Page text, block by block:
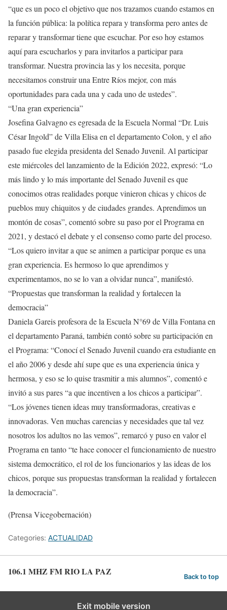
“que es un poco el objetivo que nos trazamos cuando estamos en
la función pública: la política repara y transforma pero antes de
reparar y transformar tiene que escuchar. Por eso hoy estamos
aquí para escucharlos y para invitarlos a participar para
transformar. Nuestra provincia las y los necesita, porque
necesitamos construir una Entre Ríos mejor, con más
oportunidades para cada una y cada uno de ustedes”.
“Una gran experiencia”
Josefina Galvagno es egresada de la Escuela Normal “Dr. Luis
César Ingold” de Villa Elisa en el departamento Colon, y el año
pasado fue elegida presidenta del Senado Juvenil. Al participar
este miércoles del lanzamiento de la Edición 2022, expresó: “Lo
más lindo y lo más importante del Senado Juvenil es que
conocimos otras realidades porque vinieron chicas y chicos de
pueblos muy chiquitos y de ciudades grandes. Aprendimos un
montón de cosas”, comentó sobre su paso por el Programa en
2021, y destacó el debate y el consenso como parte del proceso.
“Los quiero invitar a que se animen a participar porque es una
gran experiencia. Es hermoso lo que aprendimos y
experimentamos, no se lo van a olvidar nunca”, manifestó.
“Propuestas que transforman la realidad y fortalecen la
democracia”
Daniela Gareis profesora de la Escuela N°69 de Villa Fontana en
el departamento Paraná, también contó sobre su participación en
el Programa: “Conocí el Senado Juvenil cuando era estudiante en
el año 2006 y desde ahí supe que es una experiencia única y
hermosa, y eso se lo quise trasmitir a mis alumnos”, comentó e
invitó a sus pares “a que incentiven a los chicos a participar”.
“Los jóvenes tienen ideas muy transformadoras, creativas e
innovadoras. Ven muchas carencias y necesidades que tal vez
nosotros los adultos no las vemos”, remarcó y puso en valor el
Programa en tanto “te hace conocer el funcionamiento de nuestro
sistema democrático, el rol de los funcionarios y las ideas de los
chicos, porque sus propuestas transforman la realidad y fortalecen
la democracia”.
(Prensa Vicegobernación)
Categories: ACTUALIDAD
106.1 MHZ FM RIO LA PAZ Back to top
Exit mobile version